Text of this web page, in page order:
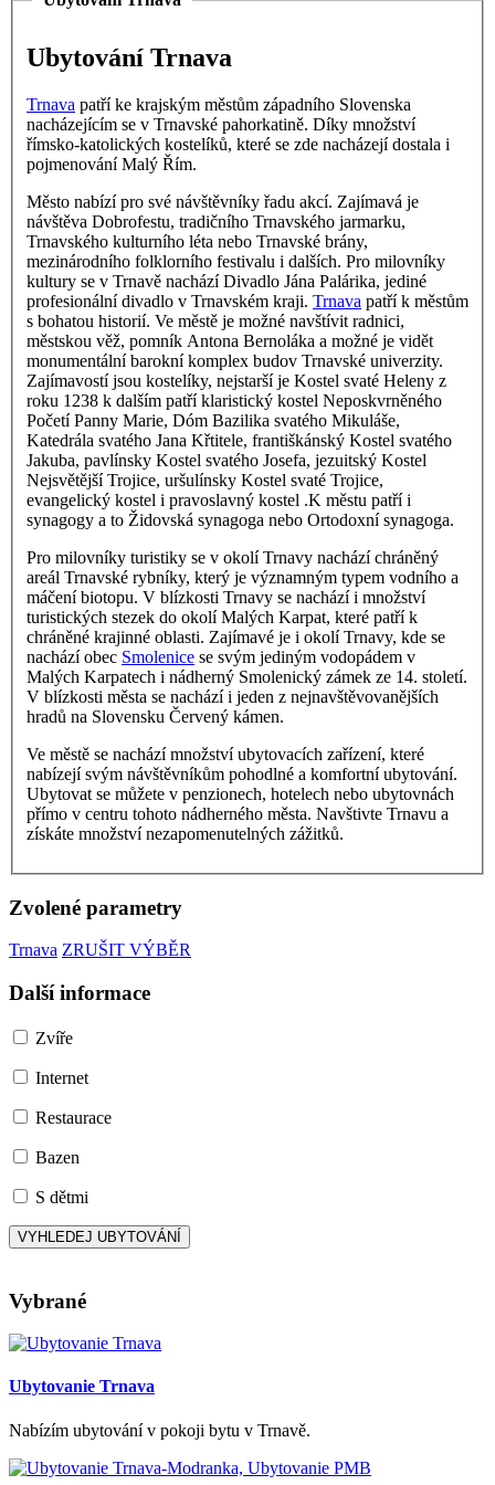
Ubytování Trnava
Trnava patří ke krajským městům západního Slovenska
nacházejícím se v Trnavské pahorkatině. Díky množství
římsko-katolických kostelíků, které se zde nacházejí dostala i
pojmenování Malý Řím.
Město nabízí pro své návštěvníky řadu akcí. Zajímavá je
návštěva Dobrofestu, tradičního Trnavského jarmarku,
Trnavského kulturního léta nebo Trnavské brány,
mezinárodního folklorního festivalu i dalších. Pro milovníky
kultury se v Trnavě nachází Divadlo Jána Palárika, jediné
profesionální divadlo v Trnavském kraji. Trnava patří k městům
s bohatou historií. Ve městě je možné navštívit radnici,
městskou věž, pomník Antona Bernoláka a možné je vidět
monumentální barokní komplex budov Trnavské univerzity.
Zajímavostí jsou kostelíky, nejstarší je Kostel svaté Heleny z
roku 1238 k dalším patří klaristický kostel Neposkvrněného
Početí Panny Marie, Dóm Bazilika svatého Mikuláše,
Katedrála svatého Jana Křtitele, františkánský Kostel svatého
Jakuba, pavlínsky Kostel svatého Josefa, jezuitský Kostel
Nejsvětější Trojice, uršulínsky Kostel svaté Trojice,
evangelický kostel i pravoslavný kostel .K městu patří i
synagogy a to Židovská synagoga nebo Ortodoxní synagoga.
Pro milovníky turistiky se v okolí Trnavy nachází chráněný
areál Trnavské rybníky, který je významným typem vodního a
máčení biotopu. V blízkosti Trnavy se nachází i množství
turistických stezek do okolí Malých Karpat, které patří k
chráněné krajinné oblasti. Zajímavé je i okolí Trnavy, kde se
nachází obec Smolenice se svým jediným vodopádem v
Malých Karpatech i nádherný Smolenický zámek ze 14. století.
V blízkosti města se nachází i jeden z nejnavštěvovanějších
hradů na Slovensku Červený kámen.
Ve městě se nachází množství ubytovacích zařízení, které
nabízejí svým návštěvníkům pohodlné a komfortní ubytování.
Ubytovat se můžete v penzionech, hotelech nebo ubytovnách
přímo v centru tohoto nádherného města. Navštivte Trnavu a
získáte množství nezapomenutelných zážitků.
Zvolené parametry
Trnava ZRUŠIT VÝBĚR
Další informace
Zvíře
Internet
Restaurace
Bazen
S dětmi
Vybrané
Ubytovanie Trnava
Nabízím ubytování v pokoji bytu v Trnavě.